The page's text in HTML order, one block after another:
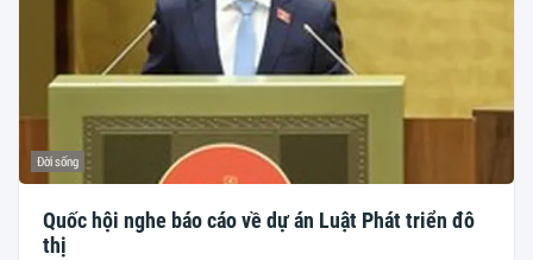
Đời sống
Quốc hội nghe báo cáo về dự án Luật Phát triển đô
thị